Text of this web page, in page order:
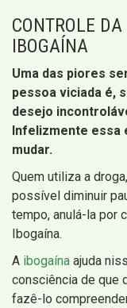
CONTROLE
IBOGAÍNA
Uma das piores
pessoa viciada é,
desejo
Infelizmente essa
mudar.
Quem utiliza a
possível diminuir
tempo, anulá-la por
Ibogaína.
A ibogaína ajuda
consciência de que
fazê-lo